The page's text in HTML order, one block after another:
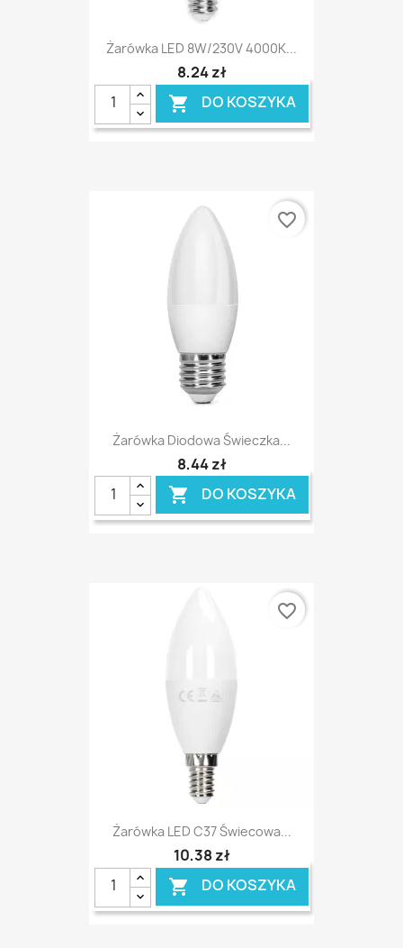
Żarówka LED 8W/230V 4000K...
8,24 zł
 DO KOSZYKA
Żarówka Diodowa Świeczka...
8,44 zł
 DO KOSZYKA
favorite_border
Żarówka LED C37 Świecowa...
10,38 zł
 DO KOSZYKA
favorite_border